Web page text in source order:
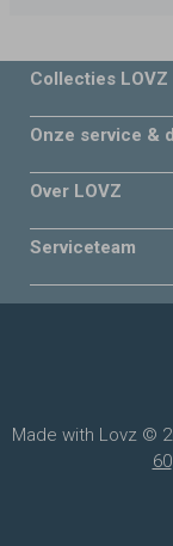
Collecties LOVZ
Onze service &
Over LOVZ
Serviceteam
Made with Lovz ©
60